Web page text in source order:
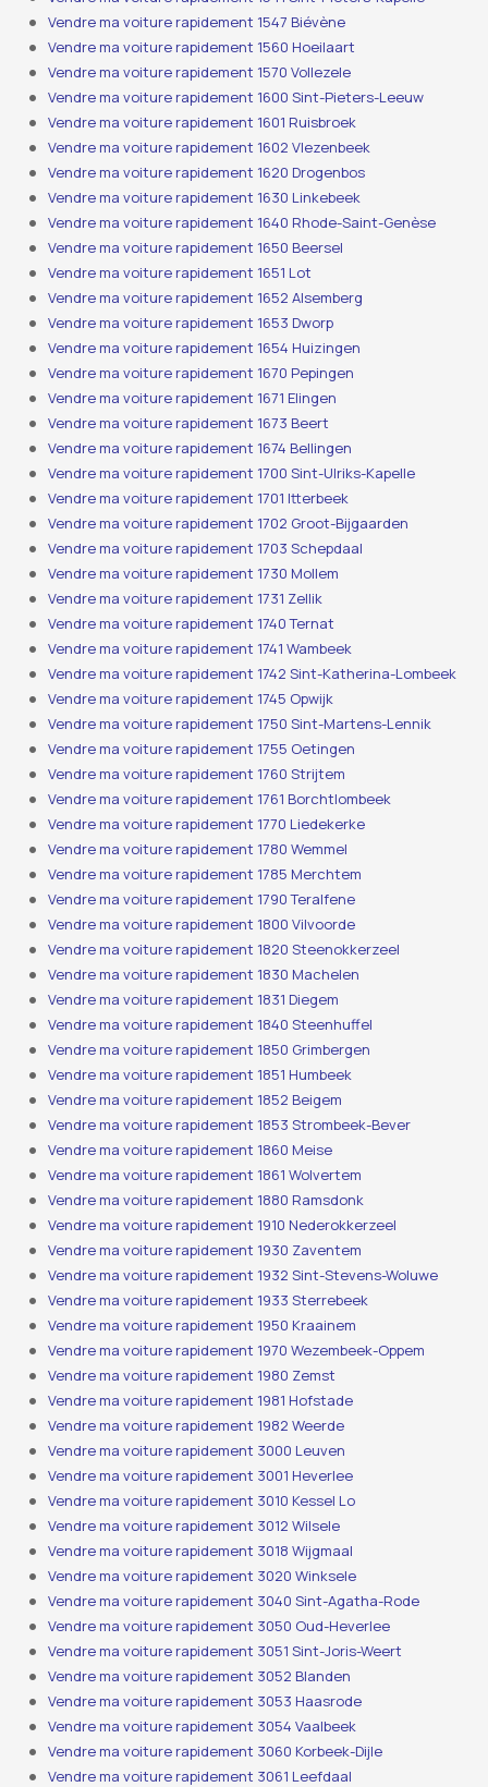
Vendre ma voiture rapidement 1547 Biévène
Vendre ma voiture rapidement 1560 Hoeilaart
Vendre ma voiture rapidement 1570 Vollezele
Vendre ma voiture rapidement 1600 Sint-Pieters-Leeuw
Vendre ma voiture rapidement 1601 Ruisbroek
Vendre ma voiture rapidement 1602 Vlezenbeek
Vendre ma voiture rapidement 1620 Drogenbos
Vendre ma voiture rapidement 1630 Linkebeek
Vendre ma voiture rapidement 1640 Rhode-Saint-Genèse
Vendre ma voiture rapidement 1650 Beersel
Vendre ma voiture rapidement 1651 Lot
Vendre ma voiture rapidement 1652 Alsemberg
Vendre ma voiture rapidement 1653 Dworp
Vendre ma voiture rapidement 1654 Huizingen
Vendre ma voiture rapidement 1670 Pepingen
Vendre ma voiture rapidement 1671 Elingen
Vendre ma voiture rapidement 1673 Beert
Vendre ma voiture rapidement 1674 Bellingen
Vendre ma voiture rapidement 1700 Sint-Ulriks-Kapelle
Vendre ma voiture rapidement 1701 Itterbeek
Vendre ma voiture rapidement 1702 Groot-Bijgaarden
Vendre ma voiture rapidement 1703 Schepdaal
Vendre ma voiture rapidement 1730 Mollem
Vendre ma voiture rapidement 1731 Zellik
Vendre ma voiture rapidement 1740 Ternat
Vendre ma voiture rapidement 1741 Wambeek
Vendre ma voiture rapidement 1742 Sint-Katherina-Lombeek
Vendre ma voiture rapidement 1745 Opwijk
Vendre ma voiture rapidement 1750 Sint-Martens-Lennik
Vendre ma voiture rapidement 1755 Oetingen
Vendre ma voiture rapidement 1760 Strijtem
Vendre ma voiture rapidement 1761 Borchtlombeek
Vendre ma voiture rapidement 1770 Liedekerke
Vendre ma voiture rapidement 1780 Wemmel
Vendre ma voiture rapidement 1785 Merchtem
Vendre ma voiture rapidement 1790 Teralfene
Vendre ma voiture rapidement 1800 Vilvoorde
Vendre ma voiture rapidement 1820 Steenokkerzeel
Vendre ma voiture rapidement 1830 Machelen
Vendre ma voiture rapidement 1831 Diegem
Vendre ma voiture rapidement 1840 Steenhuffel
Vendre ma voiture rapidement 1850 Grimbergen
Vendre ma voiture rapidement 1851 Humbeek
Vendre ma voiture rapidement 1852 Beigem
Vendre ma voiture rapidement 1853 Strombeek-Bever
Vendre ma voiture rapidement 1860 Meise
Vendre ma voiture rapidement 1861 Wolvertem
Vendre ma voiture rapidement 1880 Ramsdonk
Vendre ma voiture rapidement 1910 Nederokkerzeel
Vendre ma voiture rapidement 1930 Zaventem
Vendre ma voiture rapidement 1932 Sint-Stevens-Woluwe
Vendre ma voiture rapidement 1933 Sterrebeek
Vendre ma voiture rapidement 1950 Kraainem
Vendre ma voiture rapidement 1970 Wezembeek-Oppem
Vendre ma voiture rapidement 1980 Zemst
Vendre ma voiture rapidement 1981 Hofstade
Vendre ma voiture rapidement 1982 Weerde
Vendre ma voiture rapidement 3000 Leuven
Vendre ma voiture rapidement 3001 Heverlee
Vendre ma voiture rapidement 3010 Kessel Lo
Vendre ma voiture rapidement 3012 Wilsele
Vendre ma voiture rapidement 3018 Wijgmaal
Vendre ma voiture rapidement 3020 Winksele
Vendre ma voiture rapidement 3040 Sint-Agatha-Rode
Vendre ma voiture rapidement 3050 Oud-Heverlee
Vendre ma voiture rapidement 3051 Sint-Joris-Weert
Vendre ma voiture rapidement 3052 Blanden
Vendre ma voiture rapidement 3053 Haasrode
Vendre ma voiture rapidement 3054 Vaalbeek
Vendre ma voiture rapidement 3060 Korbeek-Dijle
Vendre ma voiture rapidement 3061 Leefdaal